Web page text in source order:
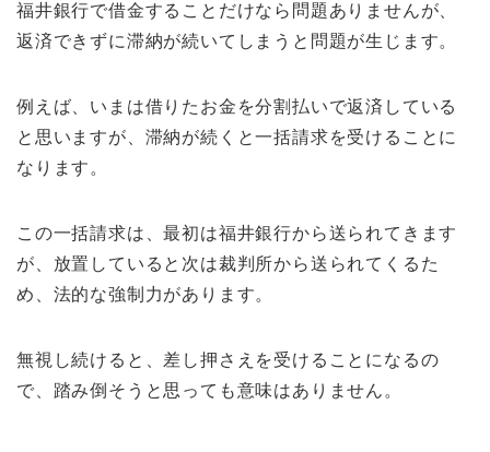
福井銀行で借金することだけなら問題ありませんが、
返済できずに滞納が続いてしまうと問題が生じます。
例えば、いまは借りたお金を分割払いで返済している
と思いますが、滞納が続くと一括請求を受けることに
なります。
この一括請求は、最初は福井銀行から送られてきます
が、放置していると次は裁判所から送られてくるた
め、法的な強制力があります。
無視し続けると、差し押さえを受けることになるの
で、踏み倒そうと思っても意味はありません。